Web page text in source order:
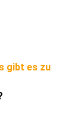
gibt es zu